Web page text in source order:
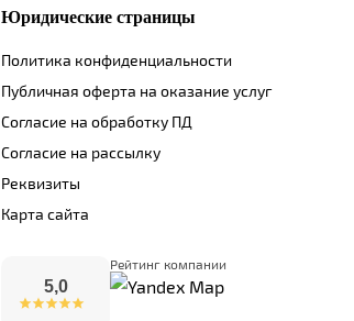
Юридические страницы
Политика конфиденциальности
Публичная оферта на оказание услуг
Согласие на обработку ПД
Согласие на рассылку
Реквизиты
Карта сайта
5,0
Рейтинг компании